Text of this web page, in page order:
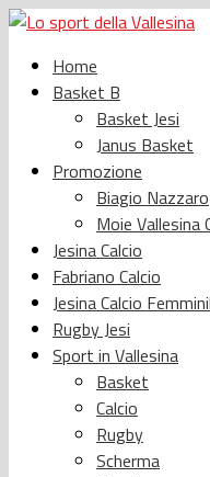
Home
Basket B
Basket Jesi
Janus Basket
Promozione
Biagio Nazzaro
Moie Vallesina
Jesina Calcio
Fabriano Calcio
Jesina Calcio
Rugby Jesi
Sport in Vallesina
Basket
Calcio
Rugby
Scherma